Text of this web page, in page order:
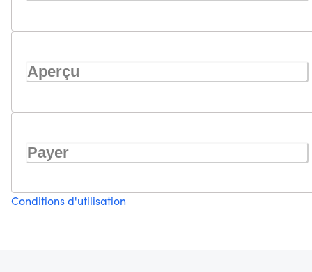
Aperçu
Payer
Conditions d'utilisation